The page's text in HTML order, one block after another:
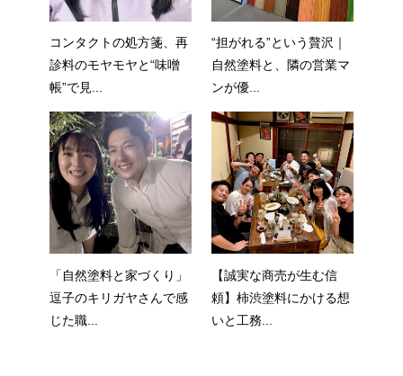
コンタクトの処方箋、再
診料のモヤモヤと“味噌
帳”で見...
“担がれる”という贅沢｜
自然塗料と、隣の営業マ
ンが優...
「自然塗料と家づくり」
逗子のキリガヤさんで感
じた職...
【誠実な商売が生む信
頼】柿渋塗料にかける想
いと工務...